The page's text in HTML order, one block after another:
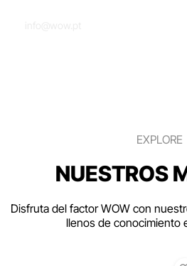
EXPLORE
NUESTROS
Disfruta del factor WOW con
llenos de conocimiento